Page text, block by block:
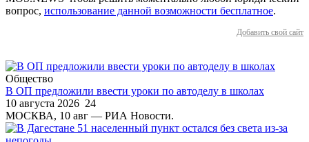
вопрос, использование данной возможности бесплатное.
Добавить свой сайт
Общество
В ОП предложили ввести уроки по автоделу в школах
10 августа 2026 24
МОСКВА, 10 авг — РИА Новости.